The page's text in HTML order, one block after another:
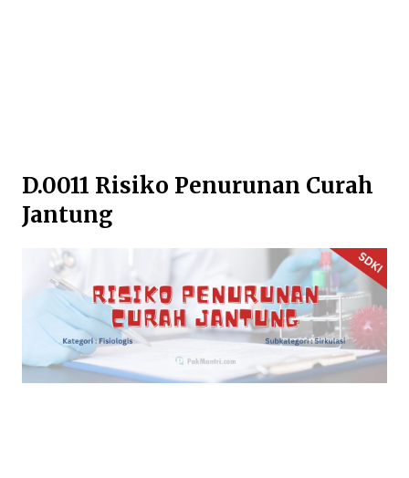
D.0011 Risiko Penurunan Curah
Jantung